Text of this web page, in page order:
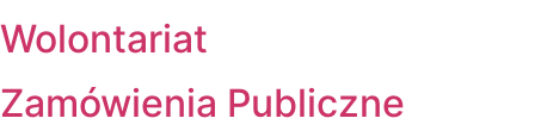
Wolontariat
Zamówienia Publiczne